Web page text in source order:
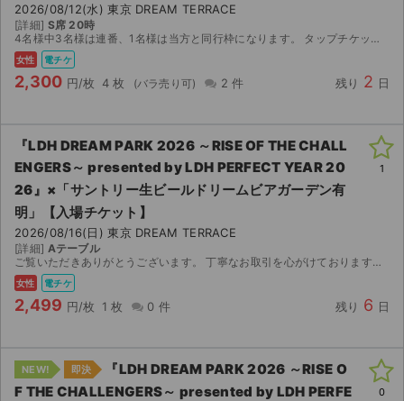
不正転売禁止法について
チケットジャムの取り組み
2026/08/12(水) 東京 DREAM TERRACE
[詳細] S席 20時
4名様中3名様は連番、1名様は当方と同行枠になります。 タップチケットのため同時入場を予定しております。
女性 電チケ
2,300 円/枚 4 枚 2 件 残り 2 日
『LDH DREAM PARK 2026 ～RISE OF THE CHALL
ENGERS～ presented by LDH PERFECT YEAR 20
26』×「サントリー⽣ビールドリームビアガーデン有
明」【入場チケット】
2026/08/16(日) 東京 DREAM TERRACE
[詳細] Aテーブル
ご覧いただきありがとうございます。 丁寧なお取引を心がけております。 下記にてチケット概要について、記載しておりますので併せてご覧いただけますと幸いです。 何卒、宜しくお願い申し上げます。...
女性 電チケ
2,499 円/枚 1 枚 0 件 残り 6 日
1
NEW! 即決
『LDH DREAM PARK 2026 ～RISE O
F THE CHALLENGERS～ presented by LDH PERFE
0